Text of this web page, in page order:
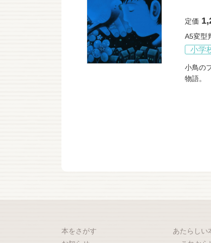
定価
A5変型
小学
小鳥の
物語。
本をさがす
あたらしい